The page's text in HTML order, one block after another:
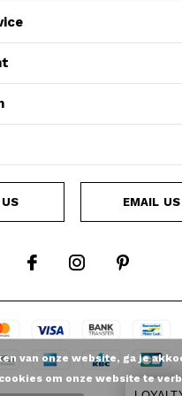
EMAIL US
van onze website, ga je
om onze website te